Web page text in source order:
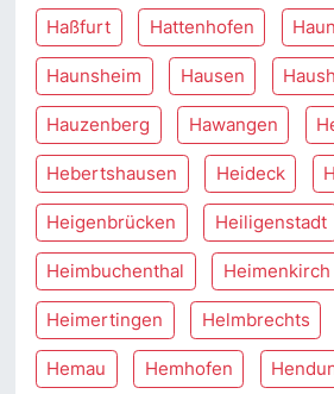
Haßfurt Hattenhofen
Haunsheim Hausen
Hauzenberg Hawangen
Hebertshausen Heideck
Heigenbrücken Heiligenstadt
Heimbuchenthal Heimenkirch
Heimertingen Helmbrechts
Hemau Hemhofen